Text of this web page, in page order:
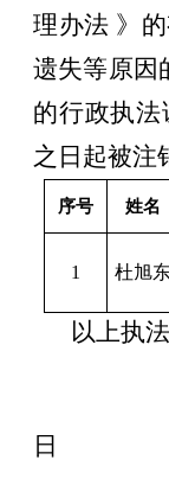
理办法 》
遗失等原因
的行政执
之日起被注
序号 姓名
1 杜旭
以上执
日